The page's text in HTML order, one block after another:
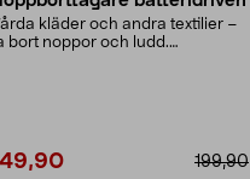
kläder och andra textilier –
bort noppor och ludd.
199,90